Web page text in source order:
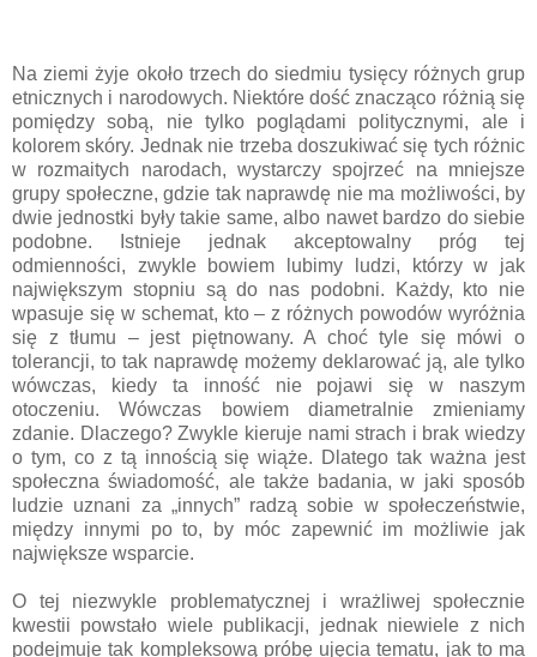
Na ziemi żyje około trzech do siedmiu tysięcy różnych grup
etnicznych i narodowych. Niektóre dość znacząco różnią się
pomiędzy sobą, nie tylko poglądami politycznymi, ale i
kolorem skóry. Jednak nie trzeba doszukiwać się tych różnic
w rozmaitych narodach, wystarczy spojrzeć na mniejsze
grupy społeczne, gdzie tak naprawdę nie ma możliwości, by
dwie jednostki były takie same, albo nawet bardzo do siebie
podobne. Istnieje jednak akceptowalny próg tej
odmienności, zwykle bowiem lubimy ludzi, którzy w jak
największym stopniu są do nas podobni. Każdy, kto nie
wpasuje się w schemat, kto – z różnych powodów wyróżnia
się z tłumu – jest piętnowany. A choć tyle się mówi o
tolerancji, to tak naprawdę możemy deklarować ją, ale tylko
wówczas, kiedy ta inność nie pojawi się w naszym
otoczeniu. Wówczas bowiem diametralnie zmieniamy
zdanie. Dlaczego? Zwykle kieruje nami strach i brak wiedzy
o tym, co z tą innością się wiąże. Dlatego tak ważna jest
społeczna świadomość, ale także badania, w jaki sposób
ludzie uznani za „innych” radzą sobie w społeczeństwie,
między innymi po to, by móc zapewnić im możliwie jak
największe wsparcie.
O tej niezwykle problematycznej i wrażliwej społecznie
kwestii powstało wiele publikacji, jednak niewiele z nich
podejmuje tak kompleksową próbę ujęcia tematu, jak to ma